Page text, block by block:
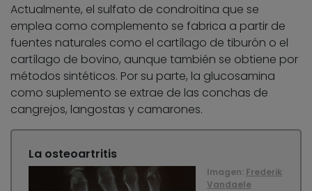
Actualmente, el sulfato de condroitina que se
emplea como complemento se fabrica a partir de
fuentes naturales como el cartílago de tiburón o el
cartílago de bovino, aunque también se obtiene por
métodos sintéticos. Por su parte, la glucosamina
como suplemento se extrae de las conchas de
cangrejos, langostas y camarones.
La osteoartritis
Imagen: Frederik
Vandaele